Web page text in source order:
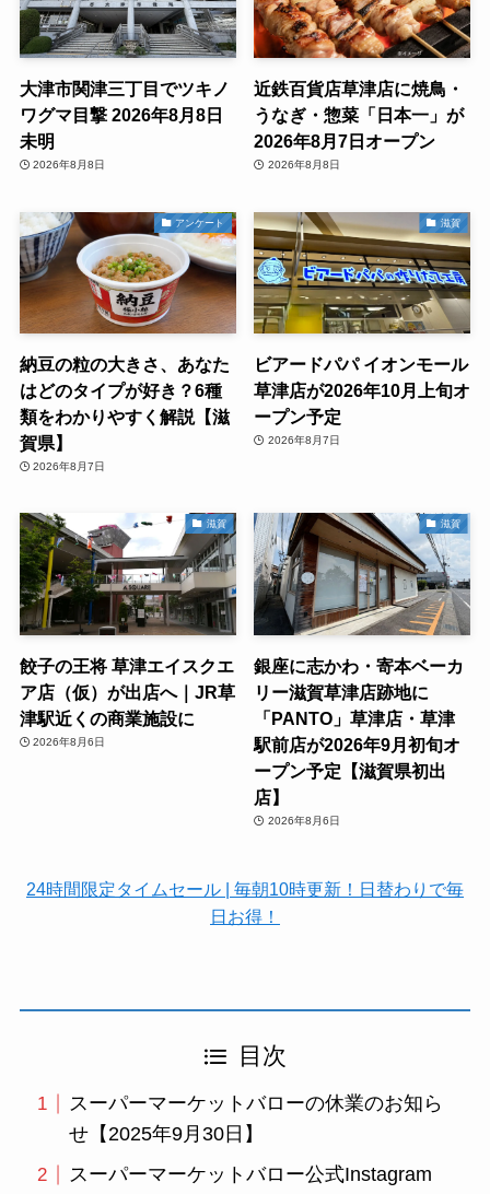
大津市関津三丁目でツキノ
ワグマ目撃 2026年8月8日
未明
2026年8月8日
近鉄百貨店草津店に焼鳥・
うなぎ・惣菜「日本一」が
2026年8月7日オープン
2026年8月8日
アンケート
納豆の粒の大きさ、あなた
はどのタイプが好き？6種
類をわかりやすく解説【滋
賀県】
2026年8月7日
滋賀
ビアードパパ イオンモール
草津店が2026年10月上旬オ
ープン予定
2026年8月7日
滋賀
餃子の王将 草津エイスクエ
ア店（仮）が出店へ｜JR草
津駅近くの商業施設に
2026年8月6日
滋賀
銀座に志かわ・寄本ベーカ
リー滋賀草津店跡地に
「PANTO」草津店・草津
駅前店が2026年9月初旬オ
ープン予定【滋賀県初出
店】
2026年8月6日
24時間限定タイムセール | 毎朝10時更新！日替わりで毎
日お得！
目次
スーパーマーケットバローの休業のお知ら
せ【2025年9月30日】
スーパーマーケットバロー公式Instagram